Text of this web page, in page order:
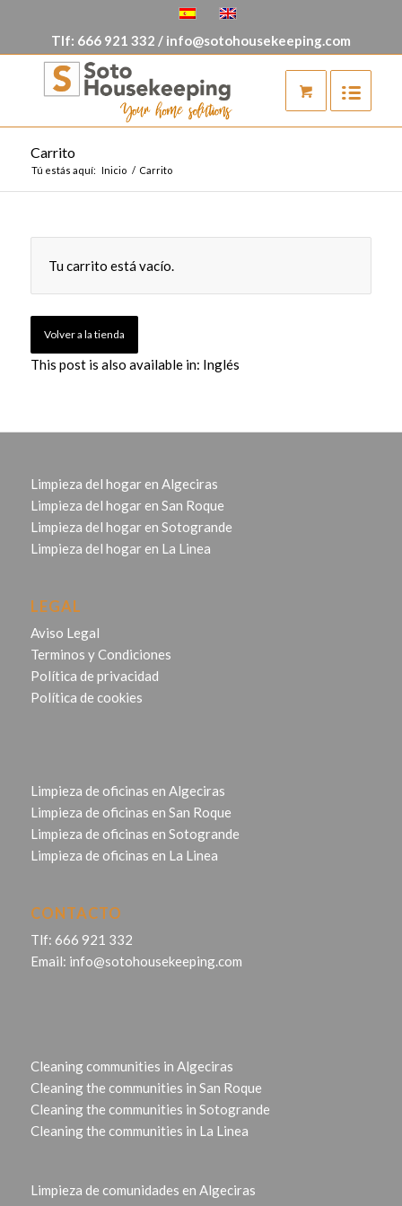
Tlf: 666 921 332 / info@sotohousekeeping.com
Carrito
Tú estás aquí: Inicio / Carrito
Tu carrito está vacío.
Volver a la tienda
This post is also available in: Inglés
Limpieza del hogar en Algeciras
Limpieza del hogar en San Roque
Limpieza del hogar en Sotogrande
Limpieza del hogar en La Linea
LEGAL
Aviso Legal
Terminos y Condiciones
Política de privacidad
Política de cookies
Limpieza de oficinas en Algeciras
Limpieza de oficinas en San Roque
Limpieza de oficinas en Sotogrande
Limpieza de oficinas en La Linea
CONTACTO
Tlf: 666 921 332
Email: info@sotohousekeeping.com
Cleaning communities in Algeciras
Cleaning the communities in San Roque
Cleaning the communities in Sotogrande
Cleaning the communities in La Linea
Limpieza de comunidades en Algeciras